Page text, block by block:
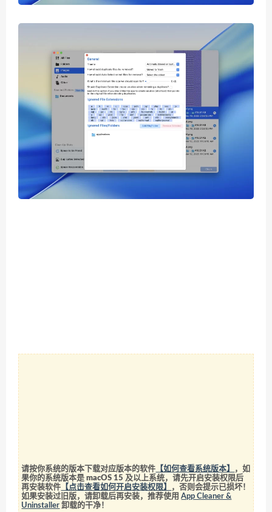
请按你系统的版本下载对应版本的软件 【如何查看系统版本】
，如
果你的系统版本是 macOS 15 及以上系统，请先开启安装权限后
再安装软件 【点击查看如何开启安装权限】
，否则会提示已损坏！
如果安装过旧版，请卸载后再安装，推荐使用App Cleaner &
Uninstaller 卸载的干净！